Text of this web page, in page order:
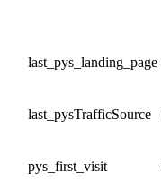
last_pys_landing_page
last_pysTrafficSource
pys_first_visit